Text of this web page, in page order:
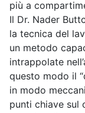
più a
Il Dr. Nader
la tecnica del
un metodo
intrappolate
questo modo il
in modo
punti chiave sul